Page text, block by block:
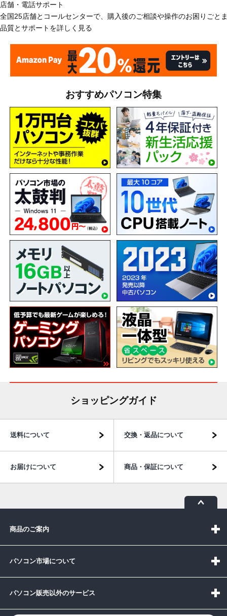
店舗・電話サポート
全国25店舗とコールセンターで、購入後のご相談や操作のお困りごと
品質とサポートを詳しく見る
おすすめパソコン特集
ショッピングガイド
送料について 交換・返品について
お届けについて 商品・保証について
商品のご案内
パソコン市場について
パソコン販売以外のサービス